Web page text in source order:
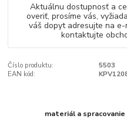
Aktuálnu dostupnosť a
overiť, prosíme vás,
váš dopyt adresujte na
kontaktujte
Číslo produktu:
5503
EAN kód:
materiál a spracovanie